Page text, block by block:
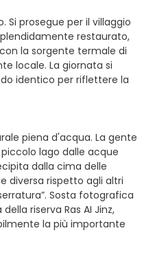
prosegue per il villaggio
restaurato,
la sorgente termale di
locale. La giornata si
identico per riflettere la
piena d'acqua. La gente
lago dalle acque
dalla cima delle
diversa rispetto agli altri
Sosta fotografica
riserva Ras AI Jinz,
la più importante